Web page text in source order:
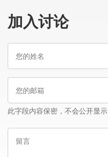
加入讨论
您
您
邮
此字段内容保密，不会公开显示
留